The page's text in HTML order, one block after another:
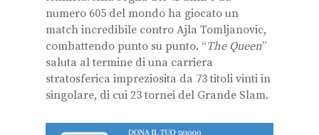
numero 605 del mondo ha giocato un
match incredibile contro Ajla Tomljanovic,
combattendo punto su punto. “The Queen”
saluta al termine di una carriera
stratosferica impreziosita da 73 titoli vinti in
singolare, di cui 23 tornei del Grande Slam.